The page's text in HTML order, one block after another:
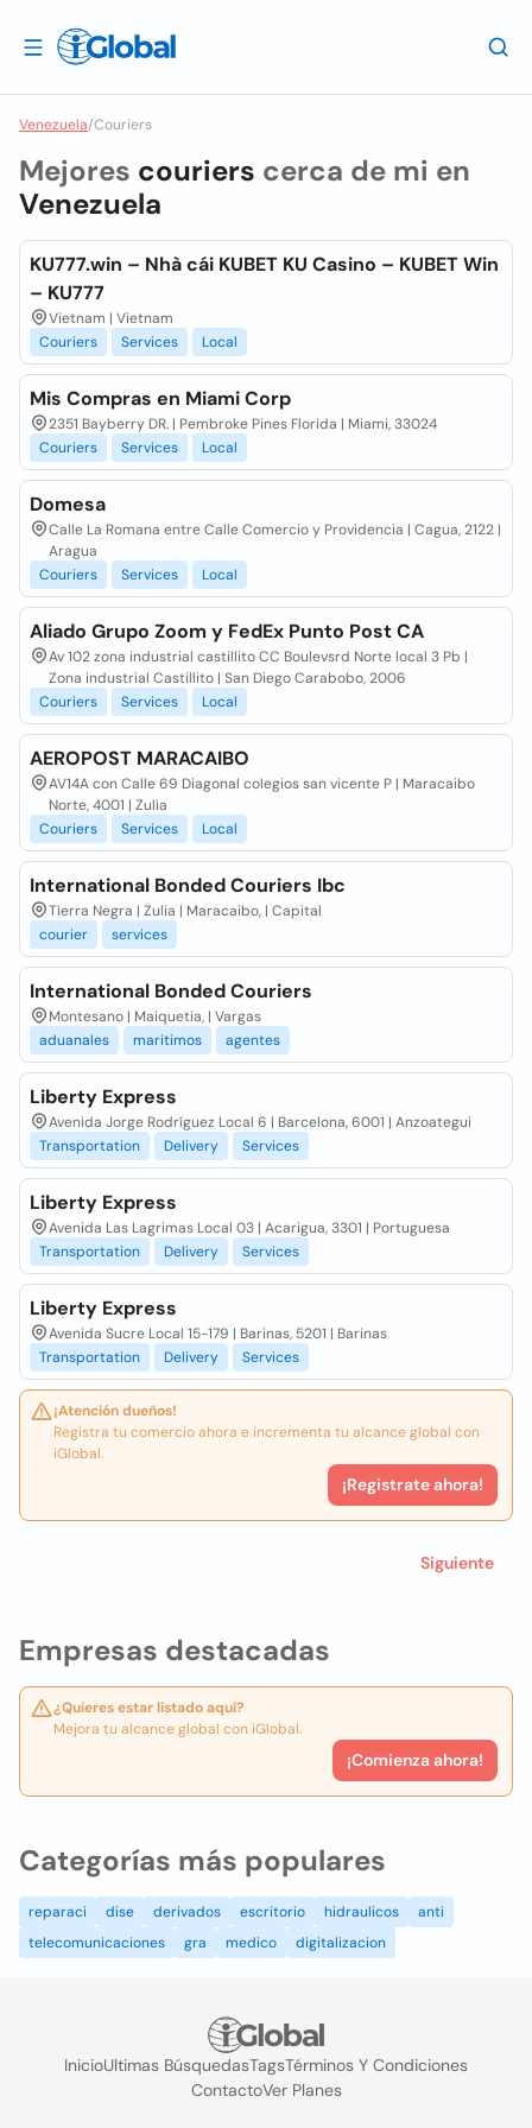
Venezuela/Couriers
Empresas destacadas
¿Quieres estar listado aquí?
Mejora tu alcance global con iGlobal.
¡Comienza ahora!
Mejores couriers cerca de mi en
Venezuela
KU777.win – Nhà cái KUBET KU Casino – KUBET Win
– KU777
Vietnam | Vietnam
Couriers
Services Local
Mis Compras en Miami Corp
2351 Bayberry DR. | Pembroke Pines Florida | Miami, 33024
Couriers
Services Local
Domesa
Calle La Romana entre Calle Comercio y Providencia | Cagua, 2122 |
Aragua
Couriers
Services Local
Aliado Grupo Zoom y FedEx Punto Post CA
Av 102 zona industrial castillito CC Boulevsrd Norte local 3 Pb |
Zona industrial Castillito | San Diego Carabobo, 2006
Couriers
Services Local
AEROPOST MARACAIBO
AV14A con Calle 69 Diagonal colegios san vicente P | Maracaibo
Norte, 4001 | Zulia
Couriers
Services Local
International Bonded Couriers Ibc
Tierra Negra | Zulia | Maracaibo, | Capital
courier
services
International Bonded Couriers
Montesano | Maiquetia, | Vargas
aduanales
maritimos agentes
Liberty Express
Avenida Jorge Rodríguez Local 6 | Barcelona, 6001 | Anzoategui
Transportation
Delivery Services
Liberty Express
Avenida Las Lagrimas Local 03 | Acarigua, 3301 | Portuguesa
Transportation
Delivery Services
Liberty Express
Avenida Sucre Local 15-179 | Barinas, 5201 | Barinas
Transportation
Delivery Services
¡Atención dueños!
Registra tu comercio ahora e incrementa tu alcance global con
iGlobal.
¡Registrate ahora!
Siguiente
Categorías más populares
reparaci dise derivados escritorio hidraulicos
anti
telecomunicaciones
gra medico digitalizacion
InicioUltimas BúsquedasTagsTérminos Y Condiciones
ContactoVer Planes